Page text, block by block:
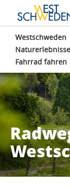
Westschweden
Fahrrad fahren